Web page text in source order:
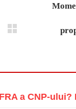
a CNP-